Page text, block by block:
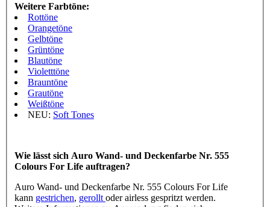
Weitere Farbtöne:
Rottöne
Orangetöne
Gelbtöne
Grüntöne
Blautöne
Violetttöne
Brauntöne
Grautöne
Weißtöne
NEU: Soft Tones
Wie lässt sich Auro Wand- und Deckenfarbe Nr. 555
Colours For Life auftragen?
Auro Wand- und Deckenfarbe Nr. 555 Colours For Life
kann gestrichen, gerollt oder airless gespritzt werden.